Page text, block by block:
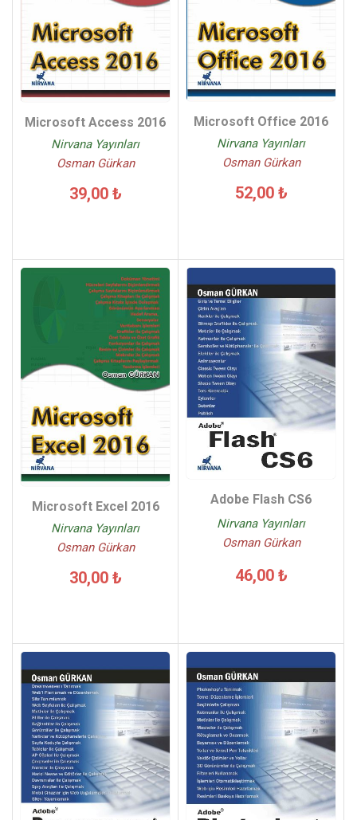
Microsoft Access 2016
Nirvana Yayınları
Osman Gürkan
39,00 ₺
Microsoft Office 2016
Nirvana Yayınları
Osman Gürkan
52,00 ₺
Microsoft Excel 2016
Nirvana Yayınları
Osman Gürkan
30,00 ₺
Adobe Flash CS6
Nirvana Yayınları
Osman Gürkan
46,00 ₺